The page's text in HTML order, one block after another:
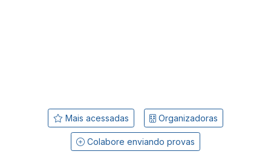
Mais acessadas Organizadoras
Colabore enviando provas